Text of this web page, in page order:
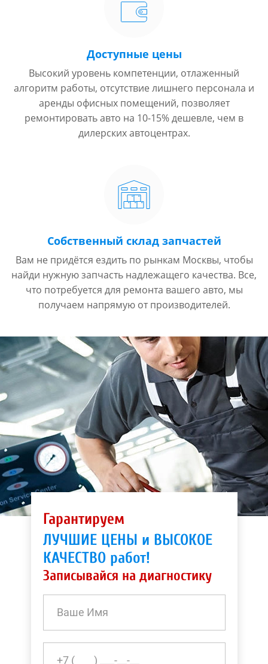
Доступные цены
Высокий уровень компетенции, отлаженный
алгоритм работы, отсутствие лишнего персонала и
аренды офисных помещений, позволяет
ремонтировать авто на 10-15% дешевле, чем в
дилерских автоцентрах.
Собственный склад запчастей
Вам не придётся ездить по рынкам Москвы, чтобы
найди нужную запчасть надлежащего качества. Все,
что потребуется для ремонта вашего авто, мы
получаем напрямую от производителей.
Гарантируем
ЛУЧШИЕ ЦЕНЫ и ВЫСОКОЕ
КАЧЕСТВО работ!
Записывайся на диагностику